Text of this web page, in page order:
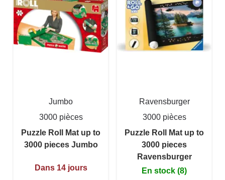
Jumbo
3000 pièces
Puzzle Roll Mat up to
3000 pieces Jumbo
Dans 14 jours
Ravensburger
3000 pièces
Puzzle Roll Mat up to
3000 pieces
Ravensburger
En stock (8)